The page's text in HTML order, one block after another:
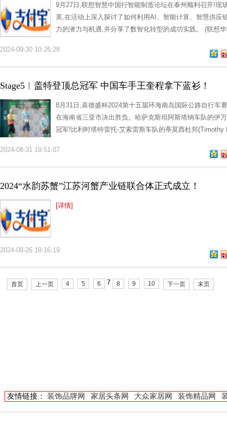
9月27日,联想智慧中国行智能制造论坛在泰州顺利召开!现
英,在活动上深入探讨了如何利用AI、智能计算、智慧供应
力的潜力与机遇,并分享了数智化转型的成功实践。 (联想
2024-09-30 10:26:28
Stage5︱盖特登顶总冠军 中国车手王奎程拿下蓝衫！
8月31日,喜德盛杯2024第十五届环海南岛国际公路自行车
在海南省三亚市决出胜负。哈萨克斯坦阿斯塔纳车队的伊
冠军!比利时塔特雷托-艾索雷斯车队的蒂莫西杜邦(Timothy
2024-08-31 19:51:07
2024“水韵苏蟹”江苏河蟹产业链联合体正式成立！
[详情]
2024-08-26 19:16:19
首页 上一页 4 5 6 7 8 9 10 下一页 末页
友情链接： 装饰品牌网 家居头条网 大众家居网 装饰精品网